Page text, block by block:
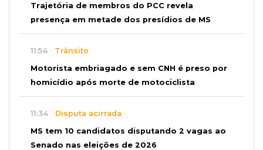
Trajetória de membros do PCC revela
presença em metade dos presídios de MS
11:54 Trânsito
Motorista embriagado e sem CNH é preso por
homicídio após morte de motociclista
11:34 Disputa acirrada
MS tem 10 candidatos disputando 2 vagas ao
Senado nas eleições de 2026